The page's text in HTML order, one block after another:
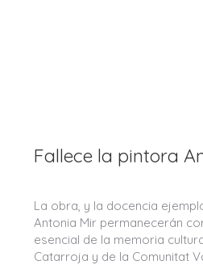
Fallece la pintora
La obra, y la docencia
Antonia Mir permanecerán
esencial de la memoria
Catarroja y de la Comunitat